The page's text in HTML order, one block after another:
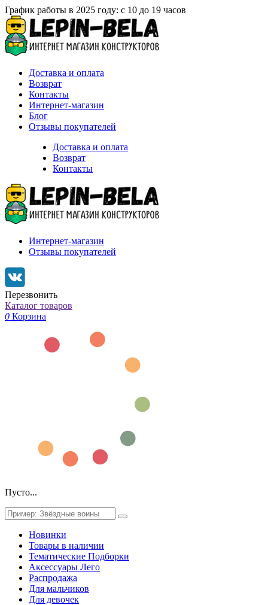
График работы в 2025 году: с 10 до 19 часов
Доставка и оплата
Возврат
Контакты
Интернет-магазин
Блог
Отзывы покупателей
Доставка и оплата
Возврат
Контакты
Интернет-магазин
Отзывы покупателей
Перезвонить
Каталог товаров
0 Корзина
Пусто...
Новинки
Товары в наличии
Тематические Подборки
Аксессуары Лего
Распродажа
Для мальчиков
Для девочек